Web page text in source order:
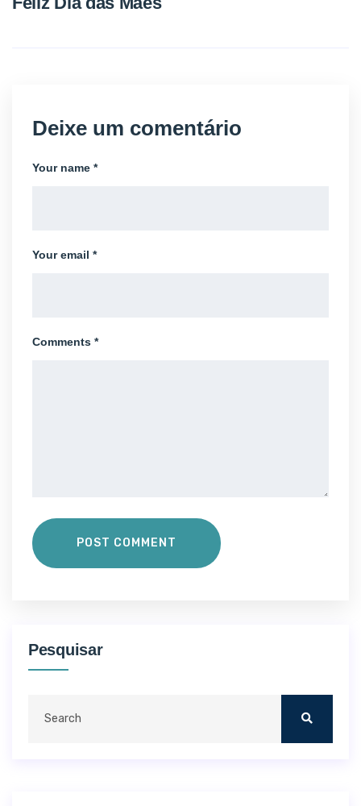
Deixe um comentário
Your name *
Your email *
Comments *
POST COMMENT
Pesquisar